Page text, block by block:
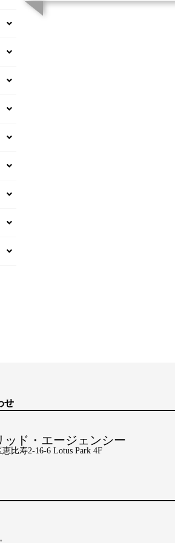
せ
ッド・エージェンシー
比寿2-16-6 Lotus Park 4F